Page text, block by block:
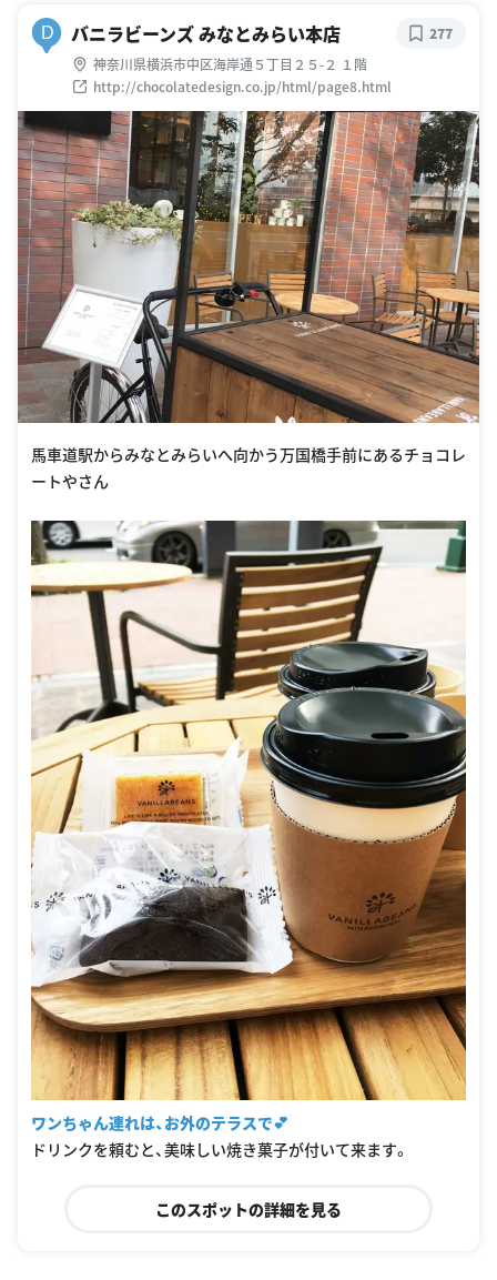
D バニラビーンズ みなとみらい本店
神奈川県横浜市中区海岸通５丁目２５-２ １階
http://chocolatedesign.co.jp/html/page8.html
277
馬車道駅からみなとみらいへ向かう万国橋手前にあるチョコレ
ートやさん
ワンちゃん連れは、お外のテラスで💕
ドリンクを頼むと、美味しい焼き菓子が付いて来ます。
このスポットの詳細を見る